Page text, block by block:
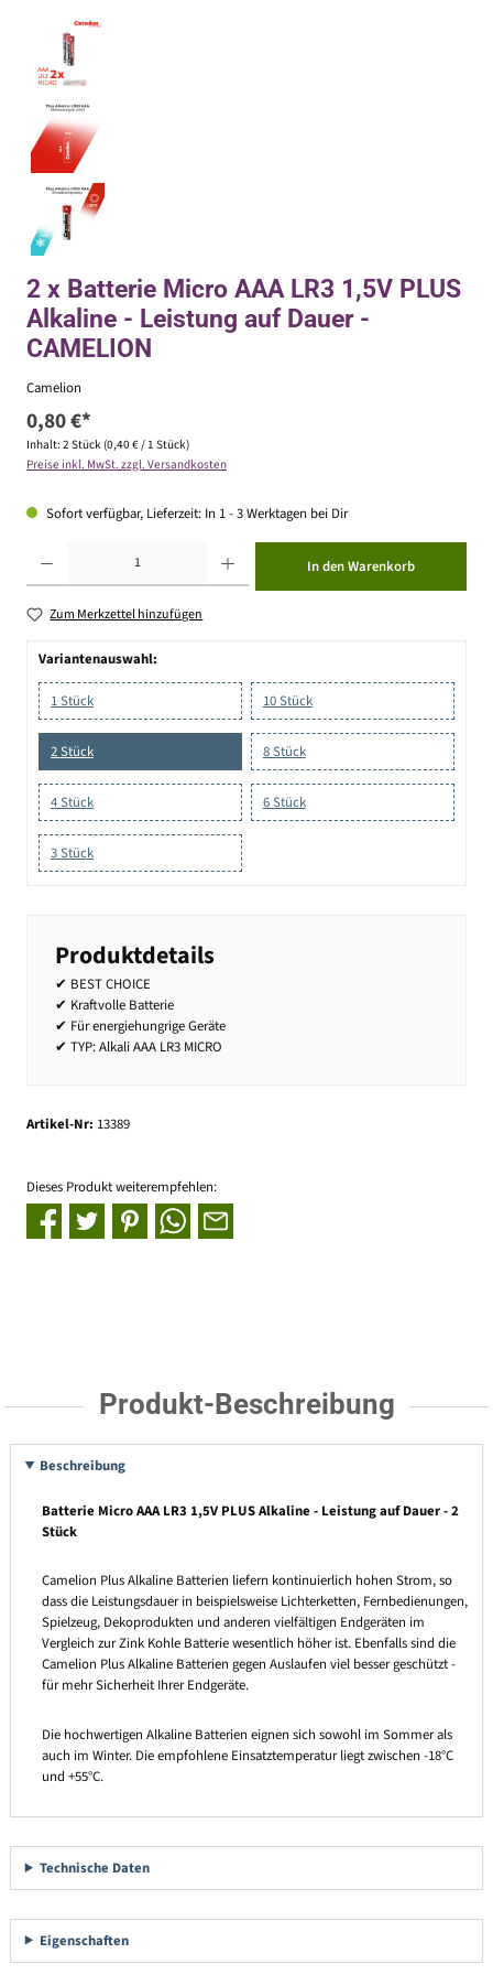
2 x Batterie Micro AAA LR3 1,5V PLUS
Alkaline - Leistung auf Dauer -
CAMELION
Camelion
0,80 €*
Inhalt: 2 Stück (0,40 € / 1 Stück)
Preise inkl. MwSt. zzgl. Versandkosten
Sofort verfügbar, Lieferzeit: In 1 - 3 Werktagen bei Dir
In den Warenkorb
Zum Merkzettel hinzufügen
Variantenauswahl:
1 Stück 10 Stück
2 Stück 8 Stück
4 Stück 6 Stück
3 Stück
Produktdetails
✔ BEST CHOICE
✔ Kraftvolle Batterie
✔ Für energiehungrige Geräte
✔ TYP: Alkali AAA LR3 MICRO
Artikel-Nr: 13389
Dieses Produkt weiterempfehlen:
Produkt-Beschreibung
Beschreibung
Batterie Micro AAA LR3 1,5V PLUS Alkaline - Leistung auf Dauer - 2
Stück
Camelion Plus Alkaline Batterien liefern kontinuierlich hohen Strom, so
dass die Leistungsdauer in beispielsweise Lichterketten, Fernbedienungen,
Spielzeug, Dekoprodukten und anderen vielfältigen Endgeräten im
Vergleich zur Zink Kohle Batterie wesentlich höher ist. Ebenfalls sind die
Camelion Plus Alkaline Batterien gegen Auslaufen viel besser geschützt -
für mehr Sicherheit Ihrer Endgeräte.
Die hochwertigen Alkaline Batterien eignen sich sowohl im Sommer als
auch im Winter. Die empfohlene Einsatztemperatur liegt zwischen -18°C
und +55°C.
Technische Daten
Eigenschaften